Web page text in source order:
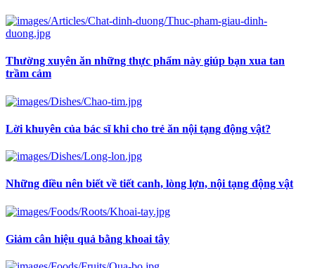
Thường xuyên ăn những thực phẩm này giúp bạn xua tan
trầm cảm
Lời khuyên của bác sĩ khi cho trẻ ăn nội tạng động vật?
Những điều nên biết về tiết canh, lòng lợn, nội tạng động vật
Giảm cân hiệu quả bằng khoai tây